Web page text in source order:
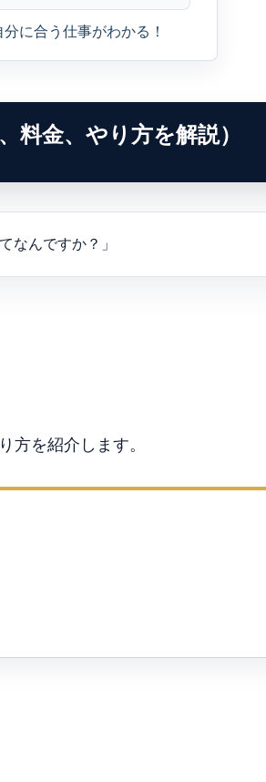
に合う仕事がわかる！
料金、やり方を解説）
なんですか？」
方を紹介します。